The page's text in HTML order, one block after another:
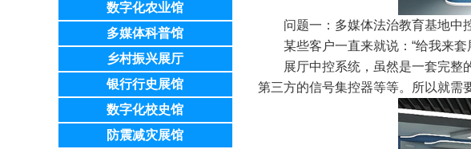
数字化农业馆
多媒体科普馆
乡村振兴展厅
银行行史展馆
数字化校史馆
防震减灾展馆
问题一：多媒体法治教育基地中
某些客户一直来就说：“给我来套展
展厅中控系统，虽然是一套完整的
第三方的信号集控器等等。所以就需